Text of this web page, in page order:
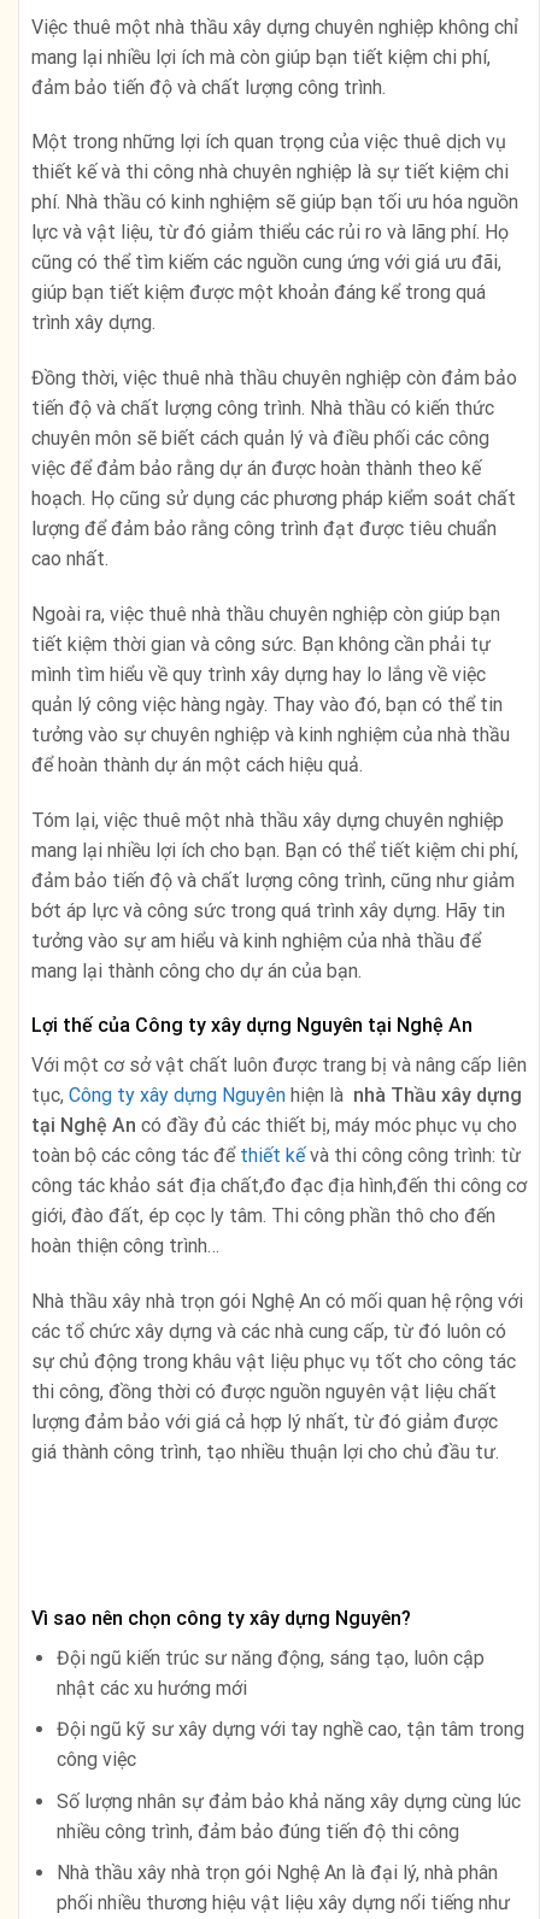
Việc thuê một nhà thầu xây dựng chuyên nghiệp không chỉ
mang lại nhiều lợi ích mà còn giúp bạn tiết kiệm chi phí,
đảm bảo tiến độ và chất lượng công trình.
Một trong những lợi ích quan trọng của việc thuê dịch vụ
thiết kế và thi công nhà chuyên nghiệp là sự tiết kiệm chi
phí. Nhà thầu có kinh nghiệm sẽ giúp bạn tối ưu hóa nguồn
lực và vật liệu, từ đó giảm thiểu các rủi ro và lãng phí. Họ
cũng có thể tìm kiếm các nguồn cung ứng với giá ưu đãi,
giúp bạn tiết kiệm được một khoản đáng kể trong quá
trình xây dựng.
Đồng thời, việc thuê nhà thầu chuyên nghiệp còn đảm bảo
tiến độ và chất lượng công trình. Nhà thầu có kiến thức
chuyên môn sẽ biết cách quản lý và điều phối các công
việc để đảm bảo rằng dự án được hoàn thành theo kế
hoạch. Họ cũng sử dụng các phương pháp kiểm soát chất
lượng để đảm bảo rằng công trình đạt được tiêu chuẩn
cao nhất.
Ngoài ra, việc thuê nhà thầu chuyên nghiệp còn giúp bạn
tiết kiệm thời gian và công sức. Bạn không cần phải tự
mình tìm hiểu về quy trình xây dựng hay lo lắng về việc
quản lý công việc hàng ngày. Thay vào đó, bạn có thể tin
tưởng vào sự chuyên nghiệp và kinh nghiệm của nhà thầu
để hoàn thành dự án một cách hiệu quả.
Tóm lại, việc thuê một nhà thầu xây dựng chuyên nghiệp
mang lại nhiều lợi ích cho bạn. Bạn có thể tiết kiệm chi phí,
đảm bảo tiến độ và chất lượng công trình, cũng như giảm
bớt áp lực và công sức trong quá trình xây dựng. Hãy tin
tưởng vào sự am hiểu và kinh nghiệm của nhà thầu để
mang lại thành công cho dự án của bạn.
Lợi thế của Công ty xây dựng Nguyên tại Nghệ An
Với một cơ sở vật chất luôn được trang bị và nâng cấp liên
tục, Công ty xây dựng Nguyên hiện là nhà Thầu xây dựng
tại Nghệ An có đầy đủ các thiết bị, máy móc phục vụ cho
toàn bộ các công tác để thiết kếvà thi công công trình: từ
công tác khảo sát địa chất,đo đạc địa hình,đến thi công cơ
giới, đào đất, ép cọc ly tâm. Thi công phần thô cho đến
hoàn thiện công trình…
Nhà thầu xây nhà trọn gói Nghệ An có mối quan hệ rộng với
các tổ chức xây dựng và các nhà cung cấp, từ đó luôn có
sự chủ động trong khâu vật liệu phục vụ tốt cho công tác
thi công, đồng thời có được nguồn nguyên vật liệu chất
lượng đảm bảo với giá cả hợp lý nhất, từ đó giảm được
giá thành công trình, tạo nhiều thuận lợi cho chủ đầu tư.
Vì sao nên chọn công ty xây dựng Nguyên?
Đội ngũ kiến trúc sư năng động, sáng tạo, luôn cập
nhật các xu hướng mới
Đội ngũ kỹ sư xây dựng với tay nghề cao, tận tâm trong
công việc
Số lượng nhân sự đảm bảo khả năng xây dựng cùng lúc
nhiều công trình, đảm bảo đúng tiến độ thi công
Nhà thầu xây nhà trọn gói Nghệ An là đại lý, nhà phân
phối nhiều thương hiệu vật liệu xây dựng nổi tiếng như